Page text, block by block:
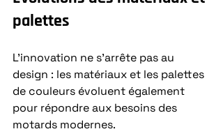
palettes
L’innovation ne s’arrête pas au
design : les matériaux et les palettes
de couleurs évoluent également
pour répondre aux besoins des
motards modernes.